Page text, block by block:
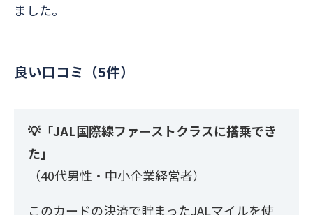
ました。
良い口コミ（5件）
💡「JAL国際線ファーストクラスに搭乗でき
た」
（40代男性・中小企業経営者）
このカードの決済で貯まったJALマイルを使